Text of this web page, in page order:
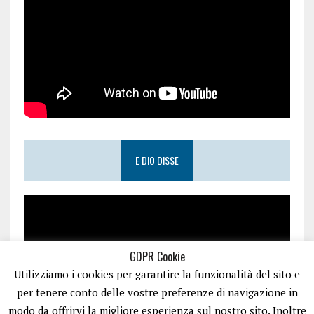
E DIO DISSE
GDPR Cookie
Utilizziamo i cookies per garantire la funzionalità del sito e
per tenere conto delle vostre preferenze di navigazione in
modo da offrirvi la migliore esperienza sul nostro sito. Inoltre